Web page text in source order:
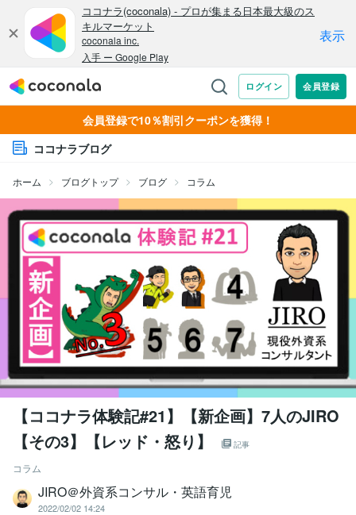
会員登録で10％割引クーポンを獲得！
ココナラブログ
ホーム ブログトップ ブログ コラム
【ココナラ体験記#21】【新企画】7人のJIRO
【その3】【レッド・怒り】
記事
コラム
JIRO＠外資系コンサル・英語育児
2022/02/02 14:24